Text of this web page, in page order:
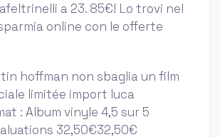
a 23. 85€! Lo trovi nel
online con le offerte
hoffman non sbaglia un film
limitée import luca
: Album vinyle 4,5 sur 5
32,50€32,50€